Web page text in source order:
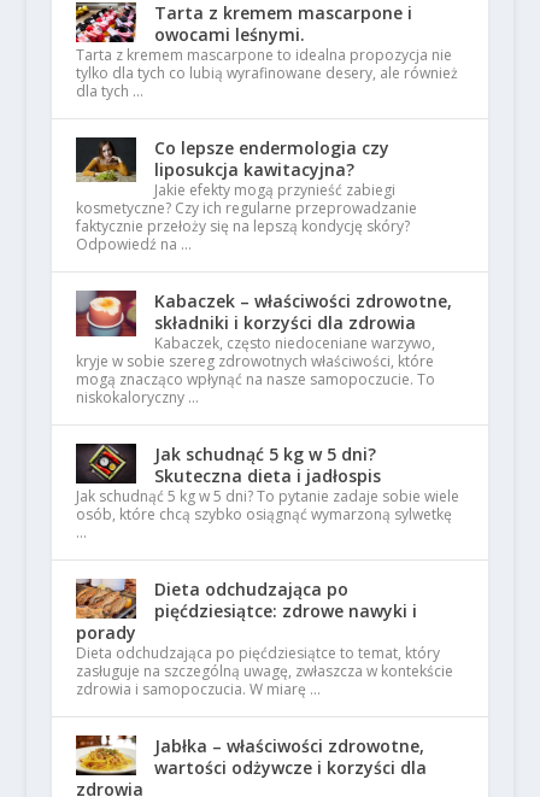
Tarta z kremem mascarpone i
owocami leśnymi.
Tarta z kremem mascarpone to idealna propozycja nie
tylko dla tych co lubią wyrafinowane desery, ale również
dla tych …
Co lepsze endermologia czy
liposukcja kawitacyjna?
Jakie efekty mogą przynieść zabiegi
kosmetyczne? Czy ich regularne przeprowadzanie
faktycznie przełoży się na lepszą kondycję skóry?
Odpowiedź na …
Kabaczek – właściwości zdrowotne,
składniki i korzyści dla zdrowia
Kabaczek, często niedoceniane warzywo,
kryje w sobie szereg zdrowotnych właściwości, które
mogą znacząco wpłynąć na nasze samopoczucie. To
niskokaloryczny …
Jak schudnąć 5 kg w 5 dni?
Skuteczna dieta i jadłospis
Jak schudnąć 5 kg w 5 dni? To pytanie zadaje sobie wiele
osób, które chcą szybko osiągnąć wymarzoną sylwetkę
…
Dieta odchudzająca po
pięćdziesiątce: zdrowe nawyki i
porady
Dieta odchudzająca po pięćdziesiątce to temat, który
zasługuje na szczególną uwagę, zwłaszcza w kontekście
zdrowia i samopoczucia. W miarę …
Jabłka – właściwości zdrowotne,
wartości odżywcze i korzyści dla
zdrowia